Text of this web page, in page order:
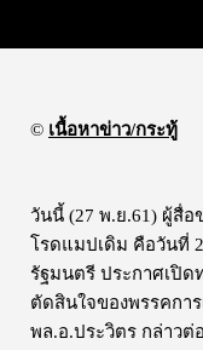
© เนื้อหาข่าว/กระทู้
วันนี้ (27 พ.ย.61) ผู้สื่อ
โรดแมปเดิม คือวันที่
รัฐมนตรี ประกาศเปิด
ตัดสินใจของพรรคกา
พล.อ.ประวิตร กล่าวต่